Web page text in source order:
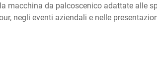
macchina da palcoscenico adattate alle
negli eventi aziendali e nelle